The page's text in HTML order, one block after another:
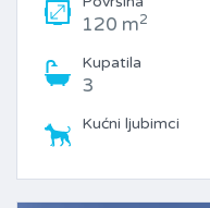
120 m2
Kupatila
3
Kućni ljubimci